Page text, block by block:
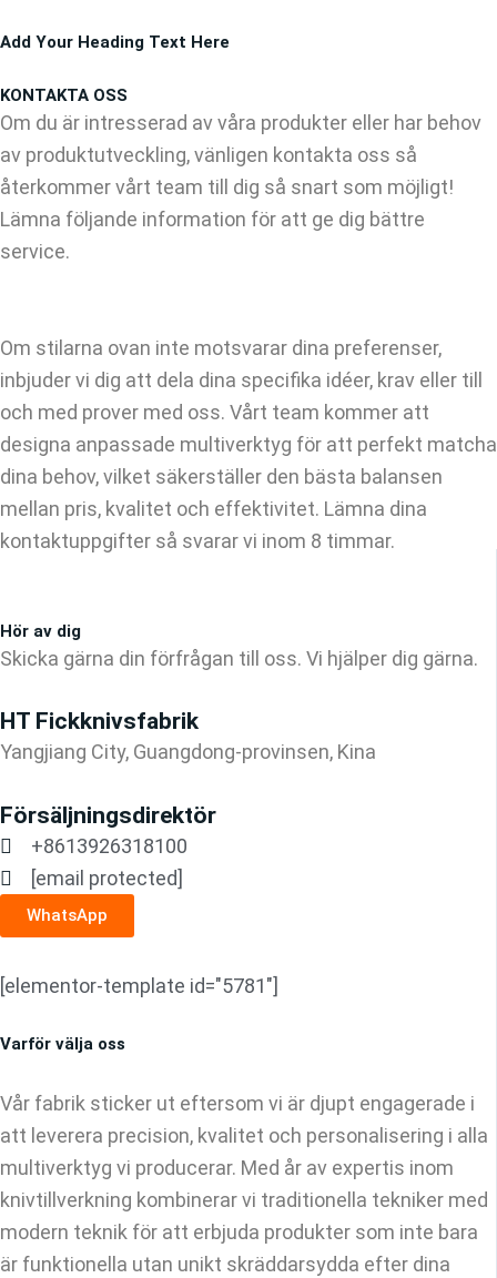
till
Add Your Heading Text Here
KONTAKTA OSS
Om du är intresserad av våra produkter eller har behov
av produktutveckling, vänligen kontakta oss så
återkommer vårt team till dig så snart som möjligt!
Lämna följande information för att ge dig bättre
service.
Om stilarna ovan inte motsvarar dina preferenser,
inbjuder vi dig att dela dina specifika idéer, krav eller till
och med prover med oss. Vårt team kommer att
designa anpassade multiverktyg för att perfekt matcha
dina behov, vilket säkerställer den bästa balansen
mellan pris, kvalitet och effektivitet. Lämna dina
kontaktuppgifter så svarar vi inom 8 timmar.
Hör av dig
Skicka gärna din förfrågan till oss. Vi hjälper dig gärna.
HT Fickknivsfabrik
Yangjiang City, Guangdong-provinsen, Kina
Försäljningsdirektör
+8613926318100
[email protected]
WhatsApp
[elementor-template id="5781"]
Varför välja oss
Vår fabrik sticker ut eftersom vi är djupt engagerade i
att leverera precision, kvalitet och personalisering i alla
multiverktyg vi producerar. Med år av expertis inom
knivtillverkning kombinerar vi traditionella tekniker med
modern teknik för att erbjuda produkter som inte bara
är funktionella utan unikt skräddarsydda efter dina